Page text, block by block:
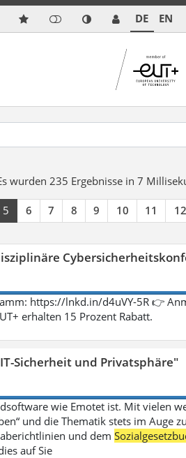
DE EN
wurden 235 Ergebnisse in 7
5 6 7 8 9 10 11 12
https://lnkd.in/d4uVY-5R 👉
erhalten 15 Prozent Rabatt.
Sicherheit und Privatsphäre"
wie Emotet ist. Mit vielen
und die Thematik stets im
und dem
auf Sie